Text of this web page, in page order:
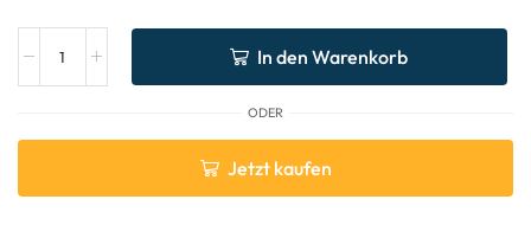
In den Warenkorb
ODER
Jetzt kaufen